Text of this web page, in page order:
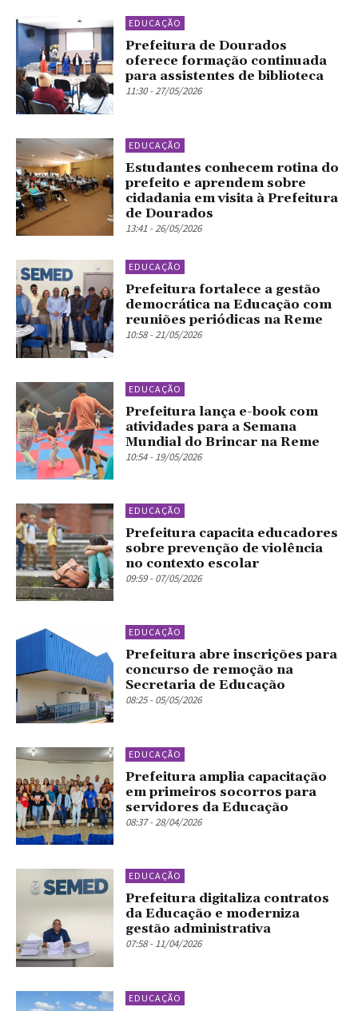
EDUCAÇÃO
Prefeitura de Dourados
oferece formação continuada
para assistentes de biblioteca
11:30 - 27/05/2026
EDUCAÇÃO
Estudantes conhecem rotina do
prefeito e aprendem sobre
cidadania em visita à Prefeitura
de Dourados
13:41 - 26/05/2026
EDUCAÇÃO
Prefeitura fortalece a gestão
democrática na Educação com
reuniões periódicas na Reme
10:58 - 21/05/2026
EDUCAÇÃO
Prefeitura lança e-book com
atividades para a Semana
Mundial do Brincar na Reme
10:54 - 19/05/2026
EDUCAÇÃO
Prefeitura capacita educadores
sobre prevenção de violência
no contexto escolar
09:59 - 07/05/2026
EDUCAÇÃO
Prefeitura abre inscrições para
concurso de remoção na
Secretaria de Educação
08:25 - 05/05/2026
EDUCAÇÃO
Prefeitura amplia capacitação
em primeiros socorros para
servidores da Educação
08:37 - 28/04/2026
EDUCAÇÃO
Prefeitura digitaliza contratos
da Educação e moderniza
gestão administrativa
07:58 - 11/04/2026
EDUCAÇÃO